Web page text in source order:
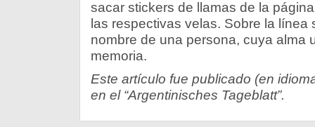
sacar stickers de llamas de la
las respectivas velas. Sobre la línea
nombre de una persona, cuya alma
memoria.
Este artículo fue publicado (en
en el “Argentinisches Tageblatt”.